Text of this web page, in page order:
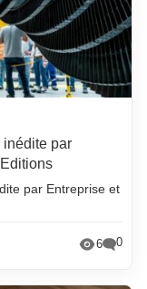
inédite par
par Entreprise et
6 0